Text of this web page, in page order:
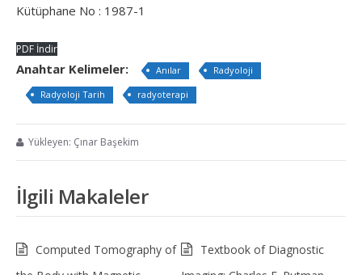
Kütüphane No : 1987-1
PDF İndir
Anahtar Kelimeler: Anılar
Radyoloji
Radyoloji Tarih
radyoterapi
Yükleyen: Çınar Başekim
İlgili Makaleler
Computed Tomography of
Textbook of Diagnostic